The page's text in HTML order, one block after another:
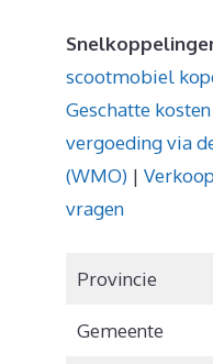
scootmobiel
Geschatte kosten
vergoeding via
(WMO) |
vragen
Provincie
Gemeente